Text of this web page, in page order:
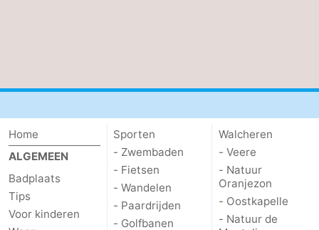
Home
ALGEMEEN
Badplaats
Tips
Voor kinderen
Sporten
- Zwembaden
- Fietsen
- Wandelen
- Paardrijden
- Golfbanen
Walcheren
- Veere
- Natuur
Oranjezon
- Oostkapelle
- Natuur de